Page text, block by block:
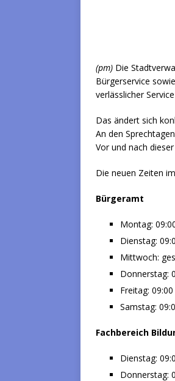
(pm) Die
Bürgerservice
verlässlicher
Das ändert sich
An den
Vor und nach
Die neuen Zeiten
Bürgeramt
Montag:
Dienstag:
Mittwoch:
Donnerstag:
Freitag:
Samstag:
Fachbereich
Dienstag:
Donnerstag: